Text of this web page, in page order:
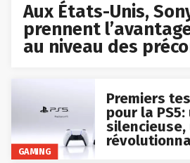
Aux États-Unis,
prennent
au niveau des
GAMING
Premiers
pour la